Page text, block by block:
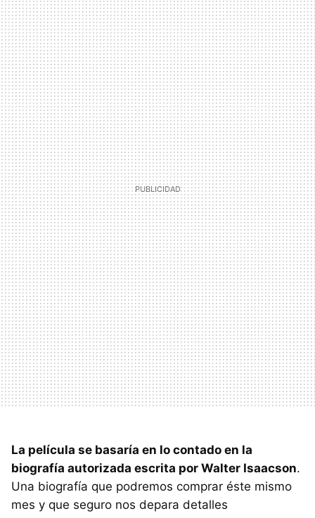
La película se basaría en lo contado en la
biografía autorizada escrita por Walter Isaacson.
Una biografía que podremos comprar éste mismo
mes y que seguro nos depara detalles